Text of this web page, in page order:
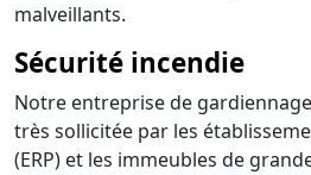
malveillants.
Sécurité incendie
Notre entreprise de
très sollicitée par les
(ERP) et les immeubles de